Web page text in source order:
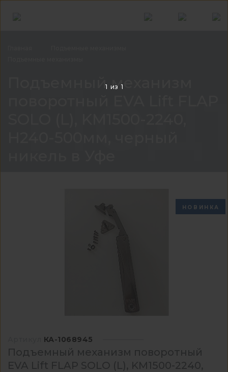
Подъемный механизм
НОВИНКА
КА-1068945
Подъемный механизм поворотный
EVA Lift FLAP SOLO (L), KM1500-2240,
1 из 1